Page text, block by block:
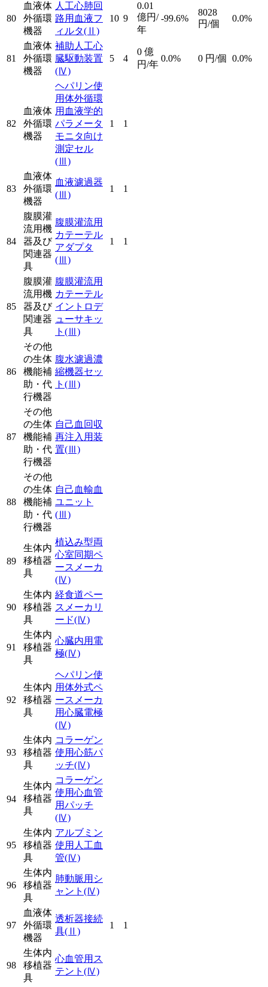
80
血液体
外循環
機器
人工心肺回
路用血液フ
ィルタ(Ⅱ)
10 9
0.01
億円/
年
-99.6%
8028
円/個
0.0%
81
血液体
外循環
機器
補助人工心
臓駆動装置
(Ⅳ)
5 4
0 億
円/年
0.0% 0 円/個 0.0%
82
血液体
外循環
機器
ヘパリン使
用体外循環
用血液学的
パラメータ
モニタ向け
測定セル
(Ⅲ)
1 1
83
血液体
外循環
機器
血液濾過器
(Ⅲ)
1 1
84
腹膜灌
流用機
器及び
関連器
具
腹膜灌流用
カテーテル
アダプタ
(Ⅲ)
1 1
85
腹膜灌
流用機
器及び
関連器
具
腹膜灌流用
カテーテル
イントロデ
ューサキッ
ト (Ⅲ)
86
その他
の生体
機能補
助・代
行機器
腹水濾過濃
縮機器セッ
ト (Ⅲ)
87
その他
の生体
機能補
助・代
行機器
自己血回収
再注入用装
置(Ⅲ)
88
その他
の生体
機能補
助・代
行機器
自己血輸血
ユニット
(Ⅲ)
89
生体内
移植器
具
植込み型両
心室同期ペ
ースメーカ
(Ⅳ)
90
生体内
移植器
具
経食道ペー
スメーカリ
ード(Ⅳ)
91
生体内
移植器
具
心臓内用電
極(Ⅳ)
92
生体内
移植器
具
ヘパリン使
用体外式ペ
ースメーカ
用心臓電極
(Ⅳ)
93
生体内
移植器
具
コラーゲン
使用心筋パ
ッチ(Ⅳ)
94
生体内
移植器
具
コラーゲン
使用心血管
用パッチ
(Ⅳ)
95
生体内
移植器
具
アルブミン
使用人工血
管(Ⅳ)
96
生体内
移植器
具
肺動脈用シ
ャント (Ⅳ)
97
血液体
外循環
機器
透析器接続
具(Ⅱ)
1 1
98
生体内
移植器
具
心血管用ス
テント (Ⅳ)